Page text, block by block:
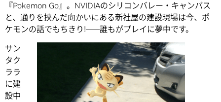
『Pokemon Go』。NVIDIAのシリコンバレー・キャンパス
と、通りを挟んだ向かいにある新社屋の建設現場は今、ポ
ケモンの話でもちきり!――誰もがプレイに夢中です。
サン
タク
ララ
に建
設中